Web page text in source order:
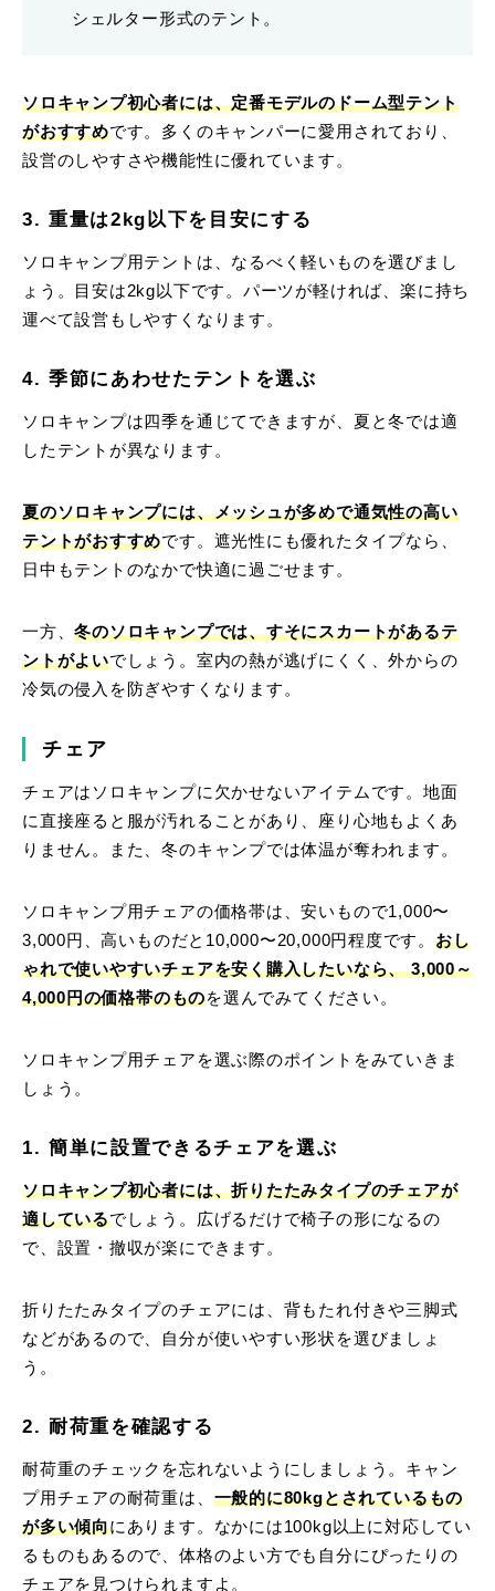
シェルター形式のテント。
ソロキャンプ初心者には、定番モデルのドーム型テント
がおすすめです。多くのキャンパーに愛用されており、
設営のしやすさや機能性に優れています。
3. 重量は2kg以下を目安にする
ソロキャンプ用テントは、なるべく軽いものを選びまし
ょう。目安は2kg以下です。パーツが軽ければ、楽に持ち
運べて設営もしやすくなります。
4. 季節にあわせたテントを選ぶ
ソロキャンプは四季を通じてできますが、夏と冬では適
したテントが異なります。
夏のソロキャンプには、メッシュが多めで通気性の高い
テントがおすすめです。遮光性にも優れたタイプなら、
日中もテントのなかで快適に過ごせます。
一方、冬のソロキャンプでは、すそにスカートがあるテ
ントがよいでしょう。室内の熱が逃げにくく、外からの
冷気の侵入を防ぎやすくなります。
チェア
チェアはソロキャンプに欠かせないアイテムです。地面
に直接座ると服が汚れることがあり、座り心地もよくあ
りません。また、冬のキャンプでは体温が奪われます。
ソロキャンプ用チェアの価格帯は、安いもので1,000〜
3,000円、高いものだと10,000〜20,000円程度です。 おし
ゃれで使いやすいチェアを安く購入したいなら、 3,000～
4,000円の価格帯のものを選んでみてください。
ソロキャンプ用チェアを選ぶ際のポイントをみていきま
しょう。
1. 簡単に設置できるチェアを選ぶ
ソロキャンプ初心者には、折りたたみタイプのチェアが
適しているでしょう。広げるだけで椅子の形になるの
で、設置・撤収が楽にできます。
折りたたみタイプのチェアには、背もたれ付きや三脚式
などがあるので、自分が使いやすい形状を選びましょ
う。
2. 耐荷重を確認する
耐荷重のチェックを忘れないようにしましょう。キャン
プ用チェアの耐荷重は、 一般的に80kgとされているもの
が多い傾向にあります。なかには100kg以上に対応してい
るものもあるので、体格のよい方でも自分にぴったりの
チェアを見つけられますよ。